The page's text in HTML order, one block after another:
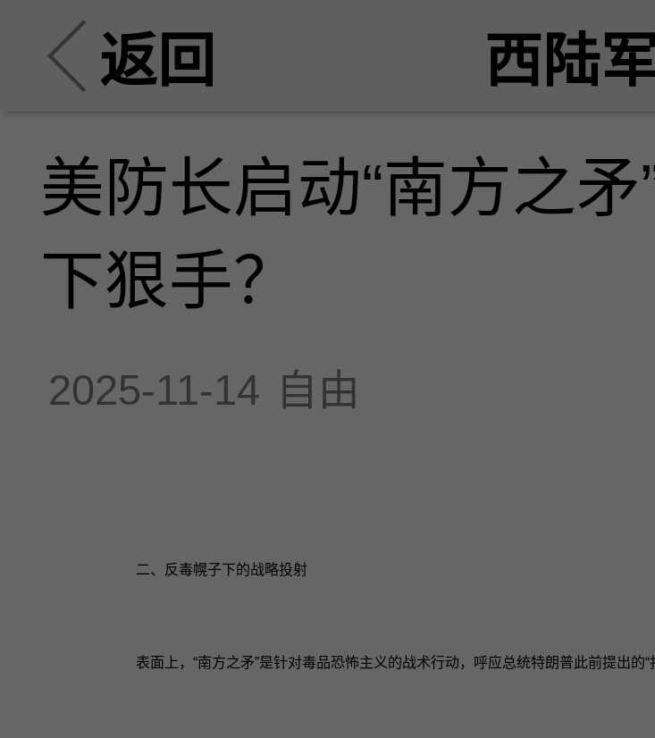
返回 西陆
美防长启动“南方之
下狠手？
2025-11-14 自由
二、反毒幌子下的战略投射
表面上，“南方之矛”是针对毒品恐怖主义的战术行动，呼应总统特朗普此前提出的